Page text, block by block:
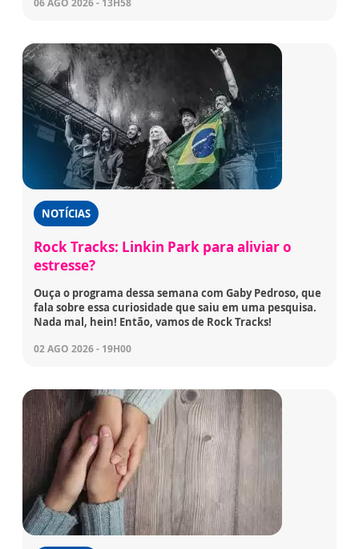
06 AGO 2026 - 13H58
NOTÍCIAS
Rock Tracks: Linkin Park para aliviar o
estresse?
Ouça o programa dessa semana com Gaby Pedroso, que
fala sobre essa curiosidade que saiu em uma pesquisa.
Nada mal, hein! Então, vamos de Rock Tracks!
02 AGO 2026 - 19H00